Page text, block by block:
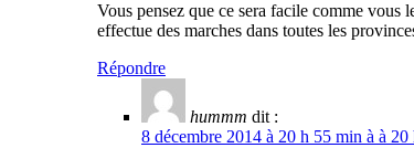
Vous pensez que ce sera facile comme vous
effectue des marches dans toutes les
Répondre
hummm dit :
8 décembre 2014 à 20 h 55 min à à 20